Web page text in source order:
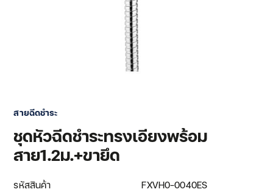
สายฉีดชำระ
ชุดหัวฉีดชำระทรงเอียงพร้อม
สาย1.2ม.+ขายึด
รหัสสินค้า
FXVH0-0040ES